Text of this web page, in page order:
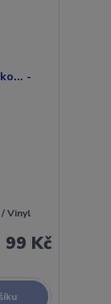
Vinyl
99 Kč